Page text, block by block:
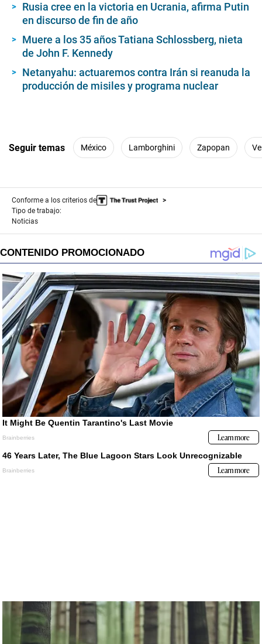
Rusia cree en la victoria en Ucrania, afirma Putin
en discurso de fin de año
Muere a los 35 años Tatiana Schlossberg, nieta
de John F. Kennedy
Netanyahu: actuaremos contra Irán si reanuda la
producción de misiles y programa nuclear
Seguir temas México Lamborghini Zapopan
Conforme a los criterios de
Tipo de trabajo:
Noticias